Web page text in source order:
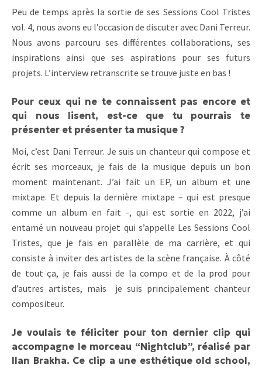
Peu de temps après la sortie de ses Sessions Cool Tristes
vol. 4, nous avons eu l’occasion de discuter avec Dani Terreur.
Nous avons parcouru ses différentes collaborations, ses
inspirations ainsi que ses aspirations pour ses futurs
projets. L’interview retranscrite se trouve juste en bas !
Pour ceux qui ne te connaissent pas encore et
qui nous lisent, est-ce que tu pourrais te
présenter et présenter ta musique ?
Moi, c’est Dani Terreur. Je suis un chanteur qui compose et
écrit ses morceaux, je fais de la musique depuis un bon
moment maintenant. J’ai fait un EP, un album et une
mixtape. Et depuis la dernière mixtape – qui est presque
comme un album en fait -, qui est sortie en 2022, j’ai
entamé un nouveau projet qui s’appelle Les Sessions Cool
Tristes, que je fais en parallèle de ma carrière, et qui
consiste à inviter des artistes de la scène française. À côté
de tout ça, je fais aussi de la compo et de la prod pour
d’autres artistes, mais je suis principalement chanteur
compositeur.
Je voulais te féliciter pour ton dernier clip qui
accompagne le morceau “Nightclub”, réalisé par
Ilan Brakha. Ce clip a une esthétique old school,